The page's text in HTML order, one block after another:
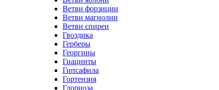
Ветви форзиции
Ветви магнолии
Ветви спиреи
Гвоздика
Герберы
Георгины
Гиацинты
Гипсафила
Гортензия
Глориоза